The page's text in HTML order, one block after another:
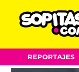
Skip
to
REPORTAJES